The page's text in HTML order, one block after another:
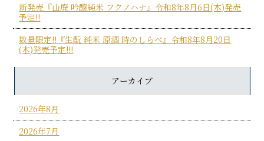
新発売『山廃 吟醸純米 フクノハナ』令和8年8月6日(木)発売
予定!!
数量限定!!『生酛 純米 原酒 時のしらべ』令和8年8月20日
(木)発売予定!!!
アーカイブ
2026年8月
2026年7月